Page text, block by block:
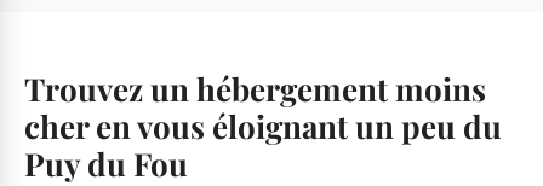
Trouvez un hébergement moins
cher en vous éloignant un peu du
Puy du Fou